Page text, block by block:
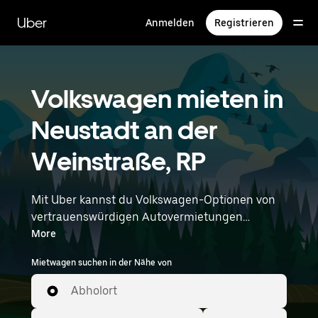
zum
Hauptinhalt
Uber Anmelden Registrieren
Volkswagen mieten in
Neustadt an der
Weinstraße, RP
Mit Uber kannst du Volkswagen-Optionen von
vertrauenswürdigen Autovermietungen
durchstöbern. Finde den richtigen Leihwagen
von Volkswagen für Besorgungen, Roadtrips
oder tägliche Fahrten. Egal, ob du Preis, Größe
oder Stil priorisierst: Hier findest du Optionen,
die deinen Wünschen entsprechen. Gib deine
More
Mietwagen suchen in der Nähe von
Abholort